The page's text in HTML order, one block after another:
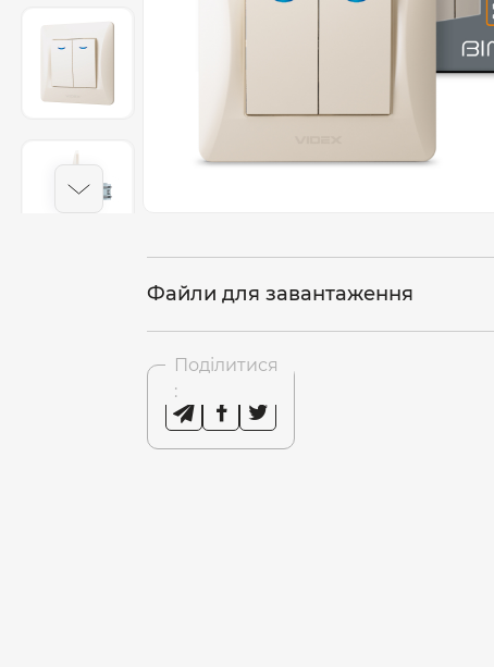
Файли для завантаження
Поділитися
: